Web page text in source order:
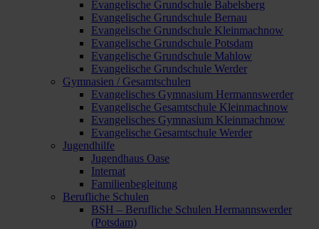
Evangelische Grundschule Babelsberg
Evangelische Grundschule Bernau
Evangelische Grundschule Kleinmachnow
Evangelische Grundschule Potsdam
Evangelische Grundschule Mahlow
Evangelische Grundschule Werder
Gymnasien / Gesamtschulen
Evangelisches Gymnasium Hermannswerder
Evangelische Gesamtschule Kleinmachnow
Evangelisches Gymnasium Kleinmachnow
Evangelische Gesamtschule Werder
Jugendhilfe
Jugendhaus Oase
Internat
Familienbegleitung
Berufliche Schulen
BSH – Berufliche Schulen Hermannswerder
(Potsdam)